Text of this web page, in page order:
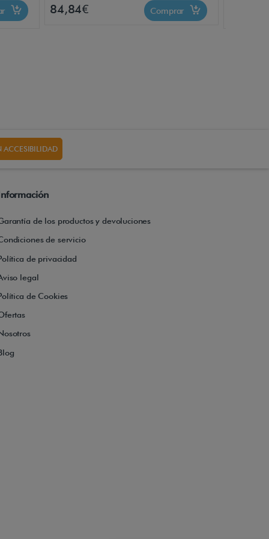
84,84€ Comprar
de los productos y devoluciones
de servicio
de privacidad
legal
de Cookies